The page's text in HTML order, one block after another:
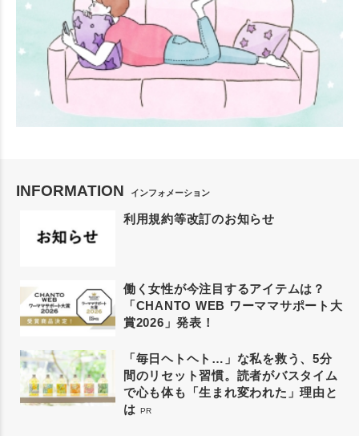
INFORMATION インフォメーション
利用規約等改訂のお知らせ
働く女性が今注目するアイテムは？
「CHANTO WEB ワーママサポート大
賞2026」発表！
「毎日ヘトヘト…」な私を救う、5分
間のリセット習慣。読者がバスタイム
で心も体も「生まれ変われた」理由と
は PR